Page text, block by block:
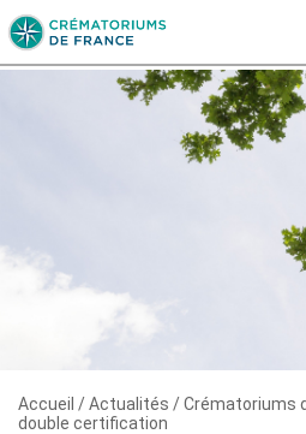
Accueil /Actualités /Crématoriums
double certification